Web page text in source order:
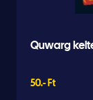
Quwarg
50.- Ft